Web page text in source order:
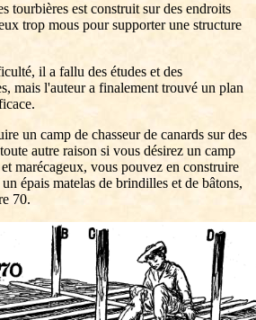
tourbières est construit sur des endroits
trop mous pour supporter une structure
il a fallu des études et des
mais l'auteur a finalement trouvé un plan
un camp de chasseur de canards sur des
autre raison si vous désirez un camp
marécageux, vous pouvez en construire
épais matelas de brindilles et de bâtons,
70.